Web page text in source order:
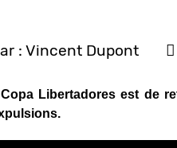
: Vincent Dupont
Libertadores est de